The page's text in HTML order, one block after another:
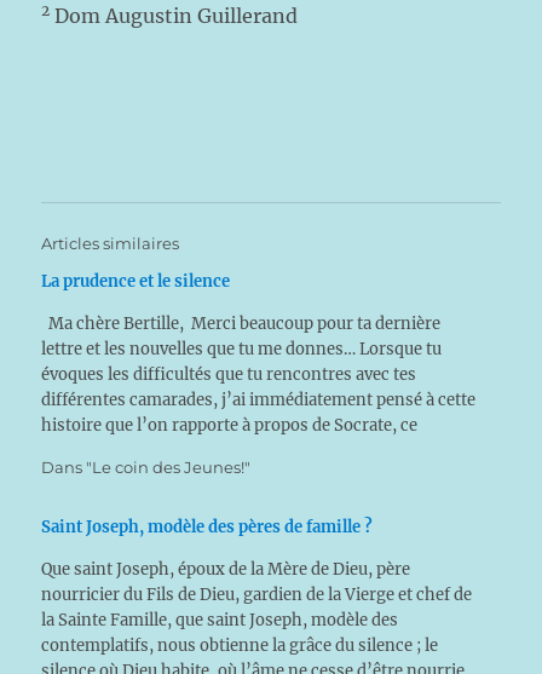
2 Dom Augustin Guillerand
Articles similaires
La prudence et le silence
Ma chère Bertille, Merci beaucoup pour ta dernière
lettre et les nouvelles que tu me donnes… Lorsque tu
évoques les difficultés que tu rencontres avec tes
différentes camarades, j’ai immédiatement pensé à cette
histoire que l’on rapporte à propos de Socrate, ce
Dans "Le coin des Jeunes!"
Saint Joseph, modèle des pères de famille ?
Que saint Joseph, époux de la Mère de Dieu, père
nourricier du Fils de Dieu, gardien de la Vierge et chef de
la Sainte Famille, que saint Joseph, modèle des
contemplatifs, nous obtienne la grâce du silence ; le